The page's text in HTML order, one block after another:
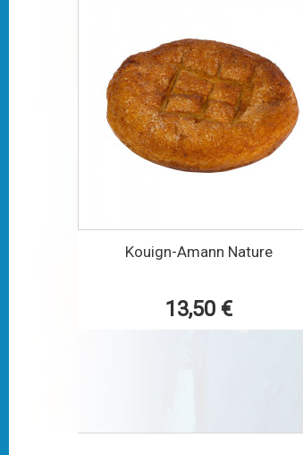
Kouign-Amann Nature
13,50 €